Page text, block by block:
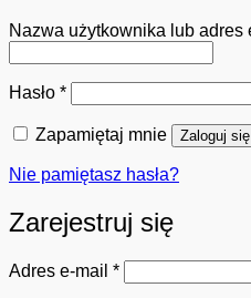
Nazwa użytkownika lub adres
Hasło *Wymagane
Zapamiętaj mnie Zaloguj się
Nie pamiętasz hasła?
Zarejestruj się
Adres e-mail *Wymagane